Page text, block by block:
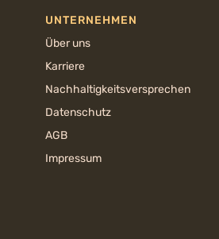
UNTERNEHMEN
Über uns
Karriere
Nachhaltigkeits­versprechen
Datenschutz
AGB
Impressum